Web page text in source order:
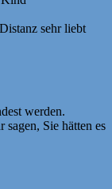
sehr liebt
werden.
Sie hätten es